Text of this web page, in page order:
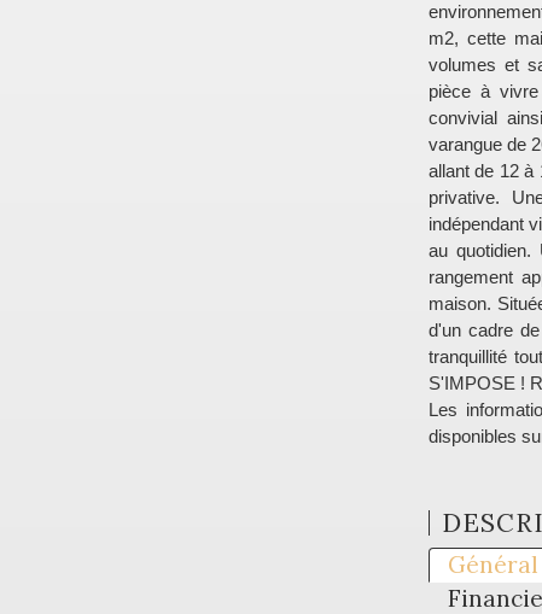
m2, cette
volumes et
pièce à
convivial
varangue de
allant de 12 à
privative.
indépendant
au
rangement
maison.
d'un cadre
tranquillité
S'IMPOSE !
Les
disponibles
Général